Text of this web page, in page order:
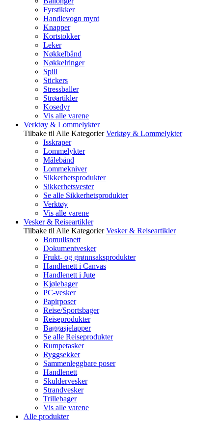
Fyrstikker
Handlevogn mynt
Knapper
Kortstokker
Leker
Nøkkelbånd
Nøkkelringer
Spill
Stickers
Stressballer
Strøartikler
Kosedyr
Vis alle varene
Verktøy & Lommelykter
Tilbake til Alle Kategorier Verktøy & Lommelykter
Isskraper
Lommelykter
Målebånd
Lommekniver
Sikkerhetsprodukter
Sikkerhetsvester
Se alle Sikkerhetsprodukter
Verktøy
Vis alle varene
Vesker & Reiseartikler
Tilbake til Alle Kategorier Vesker & Reiseartikler
Bomullsnett
Dokumentvesker
Frukt- og grønnsaksprodukter
Handlenett i Canvas
Handlenett i Jute
Kjølebager
PC-vesker
Papirposer
Reise/Sportsbager
Reiseprodukter
Baggasjelapper
Se alle Reiseprodukter
Rumpetasker
Ryggsekker
Sammenleggbare poser
Handlenett
Skuldervesker
Strandvesker
Trillebager
Vis alle varene
Alle produkter